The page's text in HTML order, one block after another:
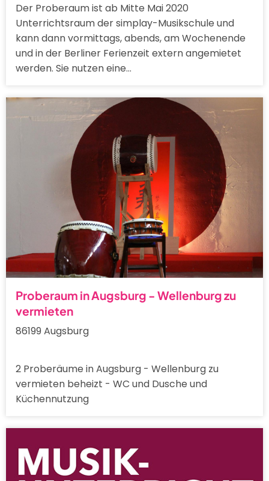
Der Proberaum ist ab Mitte Mai 2020
Unterrichtsraum der simplay-Musikschule und
kann dann vormittags, abends, am Wochenende
und in der Berliner Ferienzeit extern angemietet
werden. Sie nutzen eine…
Proberaum in Augsburg - Wellenburg zu
vermieten
86199 Augsburg
2 Proberäume in Augsburg - Wellenburg zu
vermieten beheizt - WC und Dusche und
Küchennutzung